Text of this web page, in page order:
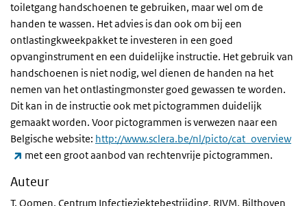
toiletgang handschoenen te gebruiken, maar wel om de
handen te wassen. Het advies is dan ook om bij een
ontlastingkweekpakket te investeren in een goed
opvanginstrument en een duidelijke instructie. Het gebruik van
handschoenen is niet nodig, wel dienen de handen na het
nemen van het ontlastingmonster goed gewassen te worden.
Dit kan in de instructie ook met pictogrammen duidelijk
gemaakt worden. Voor pictogrammen is verwezen naar een
Belgische website: http://www.sclera.be/nl/picto/cat_overview
(externe link)
met een groot aanbod van rechtenvrije pictogrammen.
Auteur
T. Oomen, Centrum Infectieziektebestrijding, RIVM, Bilthoven